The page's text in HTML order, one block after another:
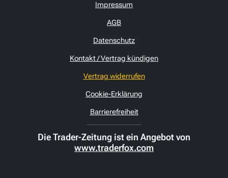
Impressum
AGB
Datenschutz
Kontakt / Vertrag kündigen
Vertrag widerrufen
Cookie-Erklärung
Barrierefreiheit
Die Trader-Zeitung ist ein Angebot von
www.traderfox.com